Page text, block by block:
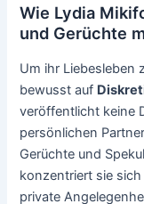
Wie Lydia
und Gerüchte
Um ihr Liebesleben
bewusst auf
veröffentlicht keine
persönlichen
Gerüchte und
konzentriert sie
private